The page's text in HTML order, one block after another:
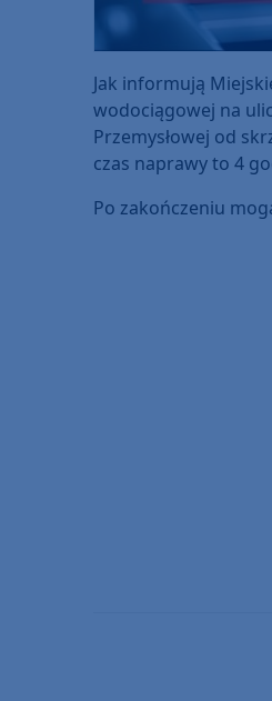
Jak informują
wodociągowej na
Przemysłowej od
czas naprawy to 4
Po zakończeniu